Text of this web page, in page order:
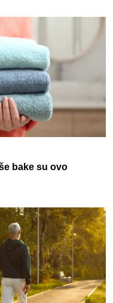
bake su ovo